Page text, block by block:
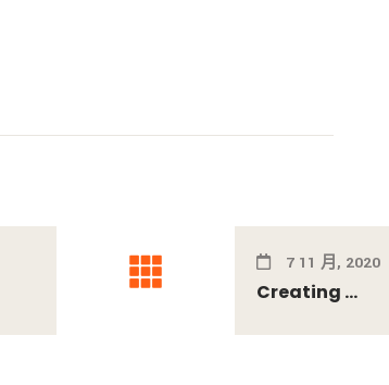
7 11 月, 2020
Creating ...